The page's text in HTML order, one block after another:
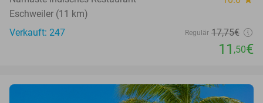
Eschweiler (11 km)
Verkauft: 247
Regulär 17,75€
11 ,50€